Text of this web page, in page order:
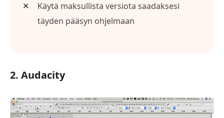
Käytä maksullista versiota saadaksesi
täyden pääsyn ohjelmaan
2. Audacity